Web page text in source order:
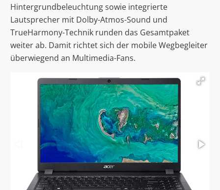
Hintergrundbeleuchtung sowie integrierte
Lautsprecher mit Dolby-Atmos-Sound und
TrueHarmony-Technik runden das Gesamtpaket
weiter ab. Damit richtet sich der mobile Wegbegleiter
überwiegend an Multimedia-Fans.